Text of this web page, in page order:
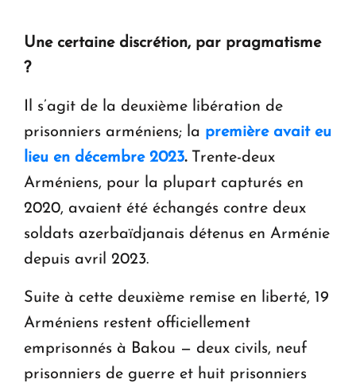
Une certaine discrétion, par pragmatisme
?
Il s’agit de la deuxième libération de
prisonniers arméniens; la première avait eu
lieu en décembre 2023. Trente-deux
Arméniens, pour la plupart capturés en
2020, avaient été échangés contre deux
soldats azerbaïdjanais détenus en Arménie
depuis avril 2023.
Suite à cette deuxième remise en liberté, 19
Arméniens restent officiellement
emprisonnés à Bakou — deux civils, neuf
prisonniers de guerre et huit prisonniers